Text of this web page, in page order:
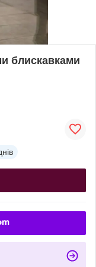
блискавками